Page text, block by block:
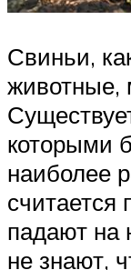
Свиньи,
животные,
которыми
наиболее
считается
падают на
не знают,